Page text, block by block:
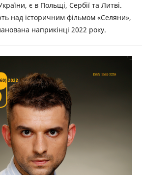
є в Польщі, Сербії та Литві.
над історичним фільмом «Селяни»,
наприкінці 2022 року.